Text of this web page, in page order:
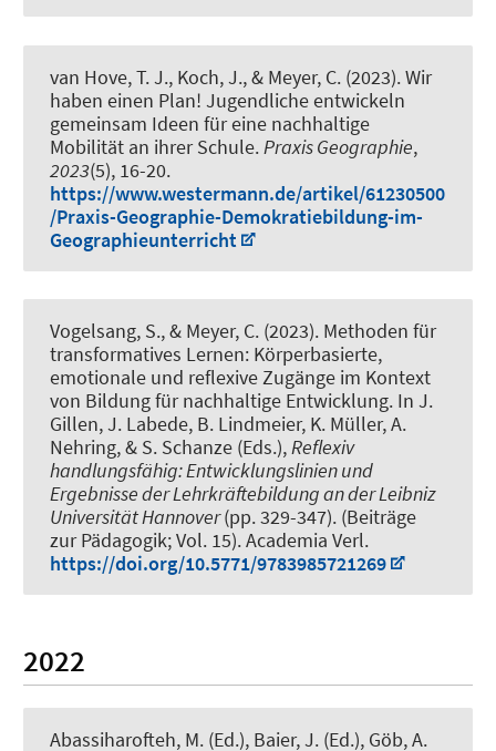
van Hove, T. J., Koch, J., & Meyer, C. (2023).Wir
haben einen Plan! Jugendliche entwickeln
gemeinsam Ideen für eine nachhaltige
Mobilität an ihrer Schule. Praxis Geographie,
2023(5), 16-20.
https://www.westermann.de/artikel/61230500
/Praxis-Geographie-Demokratiebildung-im-
Geographieunterricht
Vogelsang, S., & Meyer, C. (2023). Methoden für
transformatives Lernen: Körperbasierte,
emotionale und reflexive Zugänge im Kontext
von Bildung für nachhaltige Entwicklung. In J.
Gillen, J. Labede, B. Lindmeier, K. Müller, A.
Nehring, & S. Schanze (Eds.),Reflexiv
handlungsfähig: Entwicklungslinien und
Ergebnisse der Lehrkräftebildung an der Leibniz
Universität Hannover(pp. 329-347). (Beiträge
zur Pädagogik; Vol. 15). Academia Verl.
https://doi.org/10.5771/9783985721269
2022
Abassiharofteh, M. (Ed.), Baier, J. (Ed.), Göb, A.